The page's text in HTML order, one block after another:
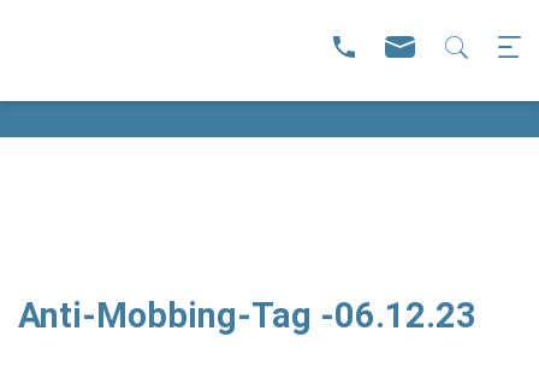
Anti-Mobbing-Tag -06.12.23